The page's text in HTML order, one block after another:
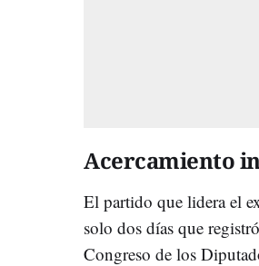
Acercamiento
El partido que lidera el
solo dos días que
Congreso de los